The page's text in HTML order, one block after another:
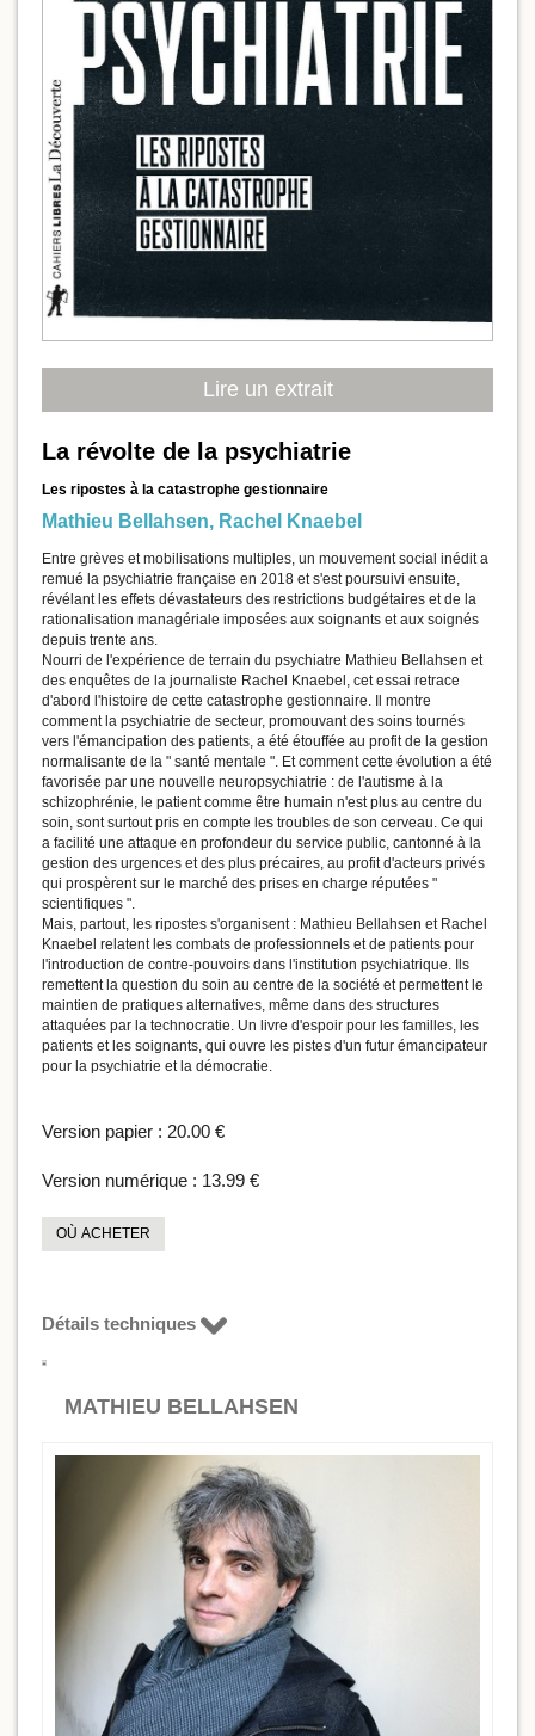
Lire un extrait
La révolte de la psychiatrie
Les ripostes à la catastrophe gestionnaire
Mathieu Bellahsen, Rachel Knaebel
Entre grèves et mobilisations multiples, un mouvement social inédit a
remué la psychiatrie française en 2018 et s'est poursuivi ensuite,
révélant les effets dévastateurs des restrictions budgétaires et de la
rationalisation managériale imposées aux soignants et aux soignés
depuis trente ans.
Nourri de l'expérience de terrain du psychiatre Mathieu Bellahsen et
des enquêtes de la journaliste Rachel Knaebel, cet essai retrace
d'abord l'histoire de cette catastrophe gestionnaire. Il montre
comment la psychiatrie de secteur, promouvant des soins tournés
vers l'émancipation des patients, a été étouffée au profit de la gestion
normalisante de la " santé mentale ". Et comment cette évolution a été
favorisée par une nouvelle neuropsychiatrie : de l'autisme à la
schizophrénie, le patient comme être humain n'est plus au centre du
soin, sont surtout pris en compte les troubles de son cerveau. Ce qui
a facilité une attaque en profondeur du service public, cantonné à la
gestion des urgences et des plus précaires, au profit d'acteurs privés
qui prospèrent sur le marché des prises en charge réputées "
scientifiques ".
Mais, partout, les ripostes s'organisent : Mathieu Bellahsen et Rachel
Knaebel relatent les combats de professionnels et de patients pour
l'introduction de contre-pouvoirs dans l'institution psychiatrique. Ils
remettent la question du soin au centre de la société et permettent le
maintien de pratiques alternatives, même dans des structures
attaquées par la technocratie. Un livre d'espoir pour les familles, les
patients et les soignants, qui ouvre les pistes d'un futur émancipateur
pour la psychiatrie et la démocratie.
Version papier : 20.00 €
Version numérique : 13.99 €
OÙ ACHETER
Détails techniques
MATHIEU BELLAHSEN